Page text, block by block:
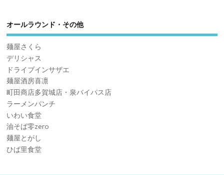
オールラウンド・その他
麺屋さくら
デリシャス
ドライブインサザエ
麺屋酒房喜凛
町田商店多賀城店・泉バイパス店
ラーメンパンチ
いわい食堂
油そば零zero
麺屋とがし
ひば里食堂